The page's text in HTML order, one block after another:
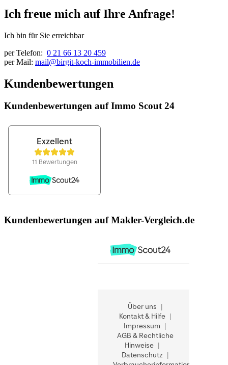
Ich freue mich auf Ihre Anfrage!
Ich bin für Sie erreichbar
per Telefon: 0 21 66 13 20 459
per Mail: mail@birgit-koch-immobilien.de
Kundenbewertungen
Kundenbewertungen auf Immo Scout 24
Kundenbewertungen auf Makler-Vergleich.de